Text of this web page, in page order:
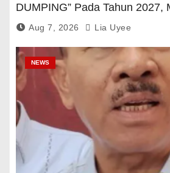
DUMPING” Pada Tahun 2027,
Pemerintah
Aug 7, 2026 Lia Uyee
NEWS